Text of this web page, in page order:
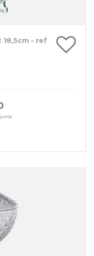
- ref